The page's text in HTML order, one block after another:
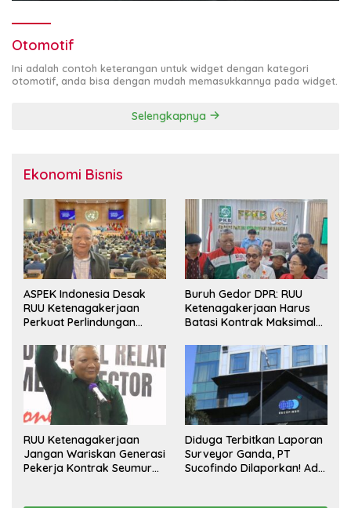
Otomotif
Ini adalah contoh keterangan untuk widget dengan kategori
otomotif, anda bisa dengan mudah memasukkannya pada widget.
Selengkapnya
Ekonomi Bisnis
ASPEK Indonesia Desak
RUU Ketenagakerjaan
Perkuat Perlindungan
Pesangon
Buruh Gedor DPR: RUU
Ketenagakerjaan Harus
Batasi Kontrak Maksimal
Berbasis KHL
RUU Ketenagakerjaan
Jangan Wariskan Generasi
Pekerja Kontrak Seumur
Diduga Terbitkan Laporan
Surveyor Ganda, PT
Sucofindo Dilaporkan! Ada